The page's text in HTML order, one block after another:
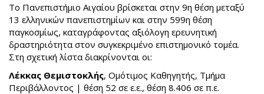
Το Πανεπιστήμιο Αιγαίου βρίσκεται στην 9η θέση μεταξύ
13 ελληνικών πανεπιστημίων και στην 599η θέση
παγκοσμίως, καταγράφοντας αξιόλογη ερευνητική
δραστηριότητα στον συγκεκριμένο επιστημονικό τομέα.
Στη σχετική λίστα διακρίνονται οι:
Λέκκας Θεμιστοκλής, Ομότιμος Καθηγητής, Τμήμα
Περιβάλλοντος | θέση 52 σε ε.ε., θέση 8.406 σε π.ε.